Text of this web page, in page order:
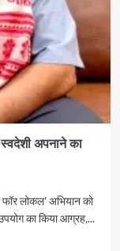
अपनाने का
लोकल' अभियान को
का किया आग्रह,...